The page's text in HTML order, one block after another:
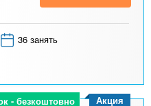
36 занять
- безкоштовно Акция